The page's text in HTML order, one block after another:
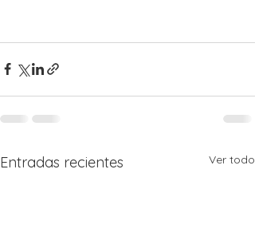
Entradas recientes Ver todo